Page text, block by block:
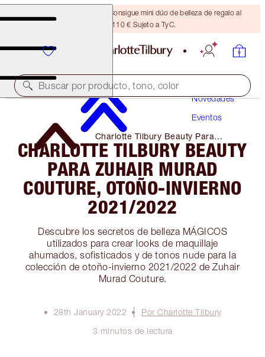
¡ÚLTIMA OPORTUNIDAD! Consigue mini dúo de belleza de regalo al
gastar 110 € Sujeto a TyC.
Buscar por producto, tono, color
Novedades
Eventos
Charlotte Tilbury Beauty Para
Zuhair Murad Couture, Otoño-
Invierno 2021/2022
CHARLOTTE TILBURY BEAUTY
PARA ZUHAIR MURAD
COUTURE, OTOÑO-INVIERNO
2021/2022
Descubre los secretos de belleza MÁGICOS
utilizados para crear looks de maquillaje
ahumados, sofisticados y de tonos nude para la
colección de otoño-invierno 2021/2022 de Zuhair
Murad Couture.
28th January 2022
Por Charlotte Tilbury
3 minutos de lectura